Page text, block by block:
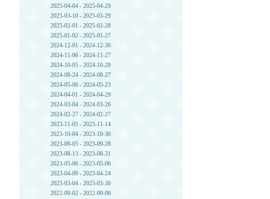
2025-04-04 - 2025-04-29
2025-03-10 - 2025-03-29
2025-02-01 - 2025-02-28
2025-01-02 - 2025-01-27
2024-12-01 - 2024-12-30
2024-11-06 - 2024-11-27
2024-10-05 - 2024-10-29
2024-08-24 - 2024-08-27
2024-05-06 - 2024-05-23
2024-04-01 - 2024-04-29
2024-03-04 - 2024-03-26
2024-02-27 - 2024-02-27
2023-11-05 - 2023-11-14
2023-10-04 - 2023-10-30
2023-09-05 - 2023-09-28
2023-08-13 - 2023-08-31
2023-05-06 - 2023-05-06
2023-04-09 - 2023-04-24
2023-03-04 - 2023-03-30
2022-09-02 - 2022-09-06